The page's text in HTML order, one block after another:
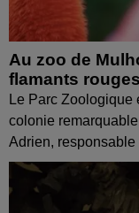
Au zoo de
flamants rouges
Le Parc Zoologique
colonie
Adrien, responsable